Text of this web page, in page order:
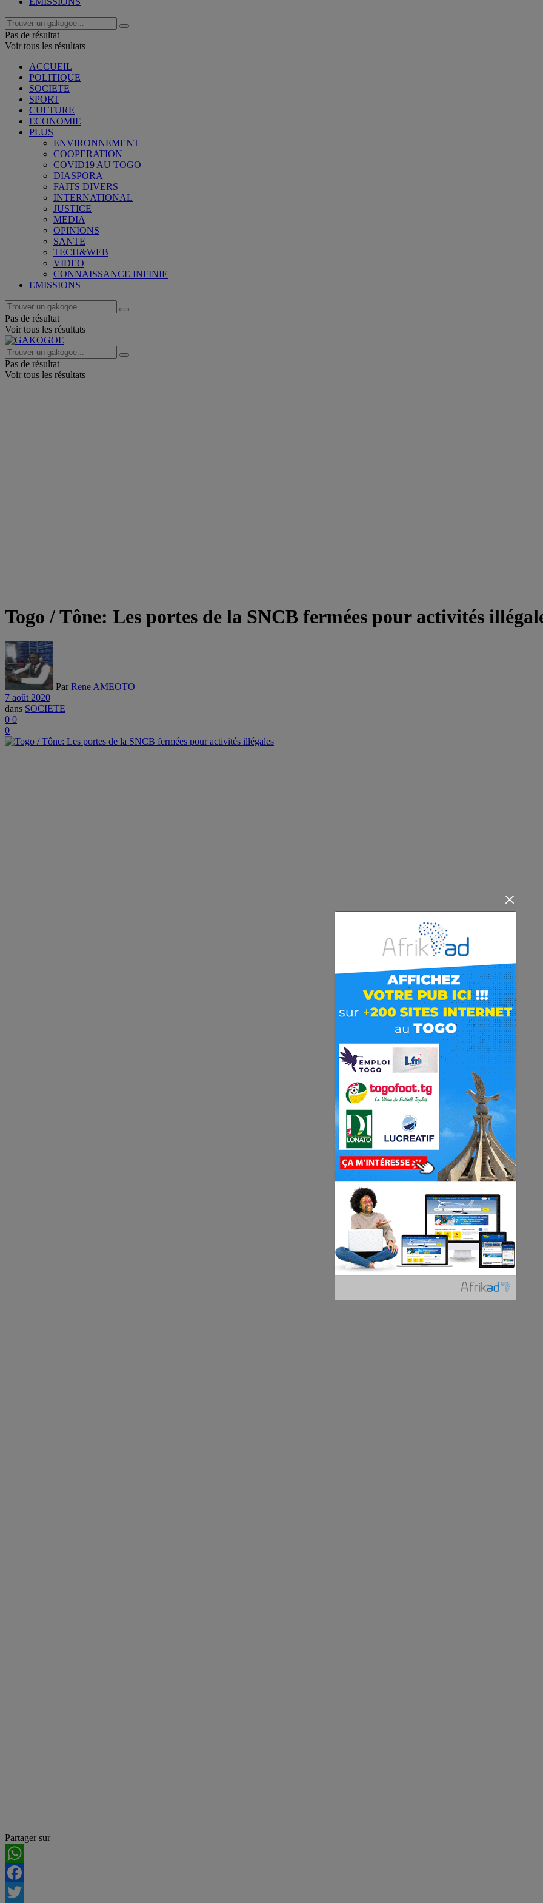
Pas de résultat
Voir tous les résultats
ACCUEIL
POLITIQUE
SOCIETE
SPORT
CULTURE
ECONOMIE
PLUS
ENVIRONNEMENT
COOPERATION
COVID19 AU TOGO
DIASPORA
FAITS DIVERS
INTERNATIONAL
JUSTICE
MEDIA
OPINIONS
SANTE
TECH&WEB
VIDEO
CONNAISSANCE INFINIE
EMISSIONS
Pas de résultat
Voir tous les résultats
Pas de résultat
Voir tous les résultats
Togo / Tône: Les portes de la SNCB fermées pour activités
Par Rene AMEOTO
7 août 2020
dans SOCIETE
0 0
0
Partager sur
WhatsApp
Facebook